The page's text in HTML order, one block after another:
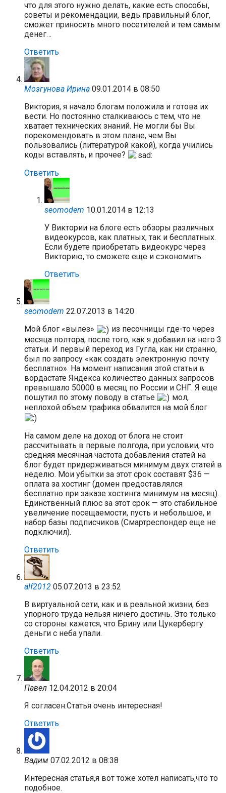
что для этого нужно делать, какие есть способы,
советы и рекомендации, ведь правильный блог,
сможет приносить много посетителей и тем самым
денег…
Ответить
Мозгунова Ирина 09.01.2014 в 08:50
Виктория, я начало блогам положила и готова их
вести. Но постоянно сталкиваюсь с тем, что не
хватает технических знаний. Не могли бы Вы
порекомендовать в этом плане, чем Вы
пользовались (литературой какой), когда учились
коды вставлять, и прочее?
Ответить
seomodern 10.01.2014 в 12:13
У Виктории на блоге есть обзоры различных
видеокурсов, как платных, так и бесплатных.
Если будете приобретать видеокурс через
Викторию, то сможете еще и сэкономить.
Ответить
seomodern 22.07.2013 в 14:20
Мой блог «вылез»
из песочницы где-то через
месяца полтора, после того, как я добавил на него 3
статьи. И первый переход из Гугла, как ни странно,
был по запросу «как создать электронную почту
бесплатно». На момент написания этой статьи в
вордастате Яндекса количество данных запросов
превышало 50000 в месяц по России и СНГ. Я еще
пошутил по этому поводу в статье
мол,
неплохой объем трафика обвалится на мой блог
На самом деле на доход от блога не стоит
рассчитывать в первые полгода, при условии, что
средняя месячная частота добавления статей на
блог будет придерживаться минимум двух статей в
неделю. Мои убытки за этот срок составят $36 —
оплата за хостинг (домен предоставлялся
бесплатно при заказе хостинга минимум на месяц).
Единственный плюс за этот срок — это стабильное
увеличение посещаемости, пусть и небольшое, и
набор базы подписчиков (Смартреспондер еще не
подключил).
Ответить
alf2012 05.07.2013 в 23:52
В виртуальной сети, как и в реальной жизни, без
упорного труда нельзя ничего достичь. Это только
со стороны кажется, что Брину или Цукербергу
деньги с неба упали.
Ответить
Павел 12.04.2012 в 20:04
Я согласен.Статья очень интересная!
Ответить
Вадим 07.02.2012 в 08:38
Интересная статья,я вот тоже хотел написать,что то
подобное.